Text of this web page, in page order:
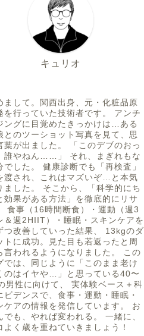
キュリオ
まして。関西出身、元・化粧品原
を行っていた技術者です。 アンチ
ングに目覚めたきっかけは…ある
とのツーショット写真を見て、思
葉が出ました。 「このデブのおっ
誰やねん……」 それ、まぎれもな
でした。 健康診断でも「再検査」
渡され、これはマズいぞ…と本気
ました。 そこから、「科学的にち
効果がある方法」を徹底的にリサ
食事（16時間断食）・運動（週3
＆週2HIIT）・睡眠・スキンケアを
つ改善していった結果、 13kgのダ
トに成功。見た目も若返ったと周
言われるようになりました。 この
では、同じように「このまま老け
のはイヤや…」と思っている40〜
男性に向けて、 実体験ベース＋科
ビデンスで、食事・運動・睡眠・
ケアの情報を発信しています。 お
でも、やれば変われる。 一緒に、
よく歳を重ねていきましょう！